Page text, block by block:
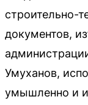
строительно-
документов,
Умуханов,
умышленно и